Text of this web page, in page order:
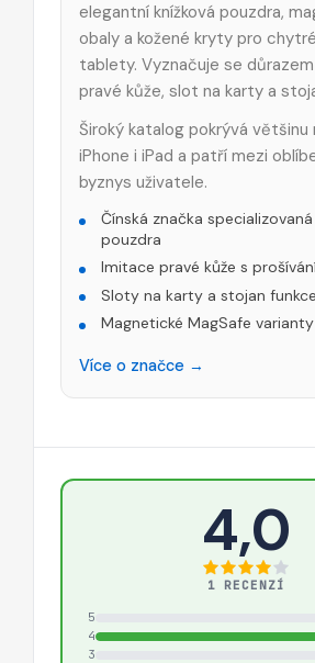
elegantní knížková pouzdra,
obaly a kožené kryty pro
tablety. Vyznačuje se
pravé kůže, slot na karty a
Široký katalog pokrývá většinu
iPhone i iPad a patří mezi
byznys uživatele.
Čínská značka
pouzdra
Imitace pravé kůže s
Sloty na karty a stojan funkce
Magnetické MagSafe varianty
Více o značce →
4,0
1 RECENZÍ
5
4
3